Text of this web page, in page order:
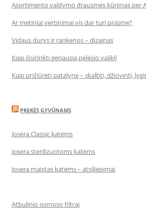
Asortimento valdymo drausmės kūrimas per
Ar metiniai vertinimai vis dar turi prasmę?
Vidaus durys ir rankenos – dizainas
Kaip išsirinkti geriausią pelėsio valiklį
Kaip prižiūrėti patalynę – skalbti, džiovinti,
PREKĖS GYVŪNAMS
Josera Classic katėms
Josera sterilizuotoms katėms
Josera maistas katėms – atsiliepimai
Atbulinio osmoso filtrai